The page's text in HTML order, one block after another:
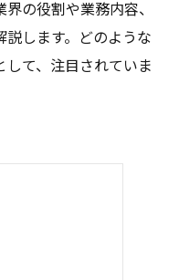
の役割や業務内容、
します。どのような
て、注目されていま